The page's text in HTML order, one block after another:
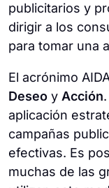
publicitarios y
dirigir a los
para tomar una
El acrónimo
Deseo y Acción
aplicación
campañas
efectivas. Es
muchas de las